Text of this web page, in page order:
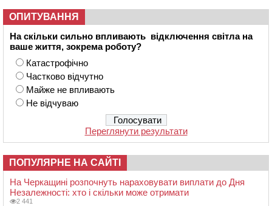
ОПИТУВАННЯ
На скільки сильно впливають відключення світла на
ваше життя, зокрема роботу?
Катастрофічно
Частково відчутно
Майже не впливають
Не відчуваю
Переглянути результати
ПОПУЛЯРНЕ НА САЙТІ
На Черкащині розпочнуть нараховувати виплати до Дня
Незалежності: хто і скільки може отримати
2 441